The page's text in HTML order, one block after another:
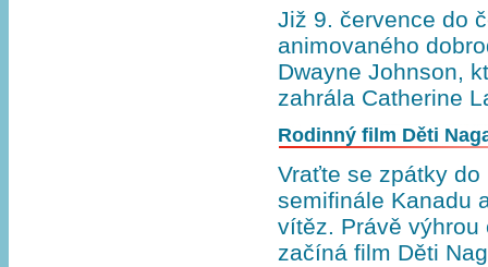
Již 9. července do
animovaného
Dwayne Johnson,
zahrála Catherine
Rodinný film Děti
Vraťte se zpátky
semifinále Kanadu
vítěz. Právě výhrou
začíná film Děti